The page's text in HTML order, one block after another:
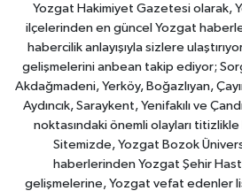
Yozgat Hakimiyet Gazetesi olarak,
ilçelerinden en güncel Yozgat
habercilik anlayışıyla sizlere
gelişmelerini anbean takip ediyor;
Akdağmadeni, Yerköy, Boğazlıyan,
Aydıncık, Saraykent, Yenifakılı ve
noktasındaki önemli olayları titizlikle
Sitemizde, Yozgat Bozok
haberlerinden Yozgat Şehir
gelişmelerine, Yozgat vefat edenler